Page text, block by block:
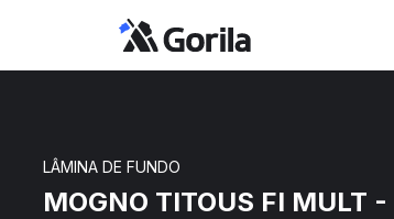
LÂMINA DE FUNDO
MOGNO TITOUS FI MULT